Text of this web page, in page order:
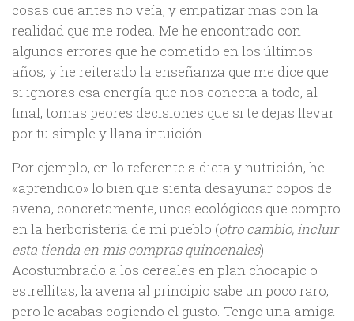
cosas que antes no veía, y empatizar mas con la
realidad que me rodea. Me he encontrado con
algunos errores que he cometido en los últimos
años, y he reiterado la enseñanza que me dice que
si ignoras esa energía que nos conecta a todo, al
final, tomas peores decisiones que si te dejas llevar
por tu simple y llana intuición.
Por ejemplo, en lo referente a dieta y nutrición, he
«aprendido» lo bien que sienta desayunar copos de
avena, concretamente, unos ecológicos que compro
en la herboristería de mi pueblo (otro cambio, incluir
esta tienda en mis compras quincenales).
Acostumbrado a los cereales en plan chocapic o
estrellitas, la avena al principio sabe un poco raro,
pero le acabas cogiendo el gusto. Tengo una amiga